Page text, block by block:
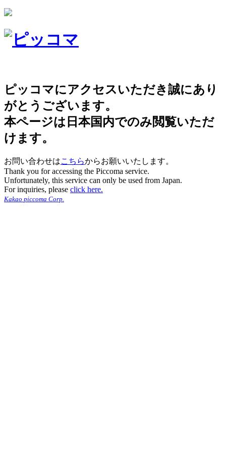
ピッコマにアクセスいただき誠にあり
がとうございます。
本ページは日本国内でのみ閲覧いただ
けます。
お問い合わせはこちらからお願いいたします。
Thank you for accessing the Piccoma service.
Unfortunately, this service can only be used from Japan.
For inquiries, please click here.
Kakao piccoma Corp.